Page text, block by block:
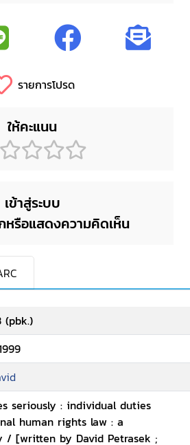
รายการโปรด
ให้คะแนน
เข้าสู่ระบบ
หรือแสดงความคิดเห็น
(pbk.)
seriously : individual duties
human rights law : a
/ [written by David Petrasek ;